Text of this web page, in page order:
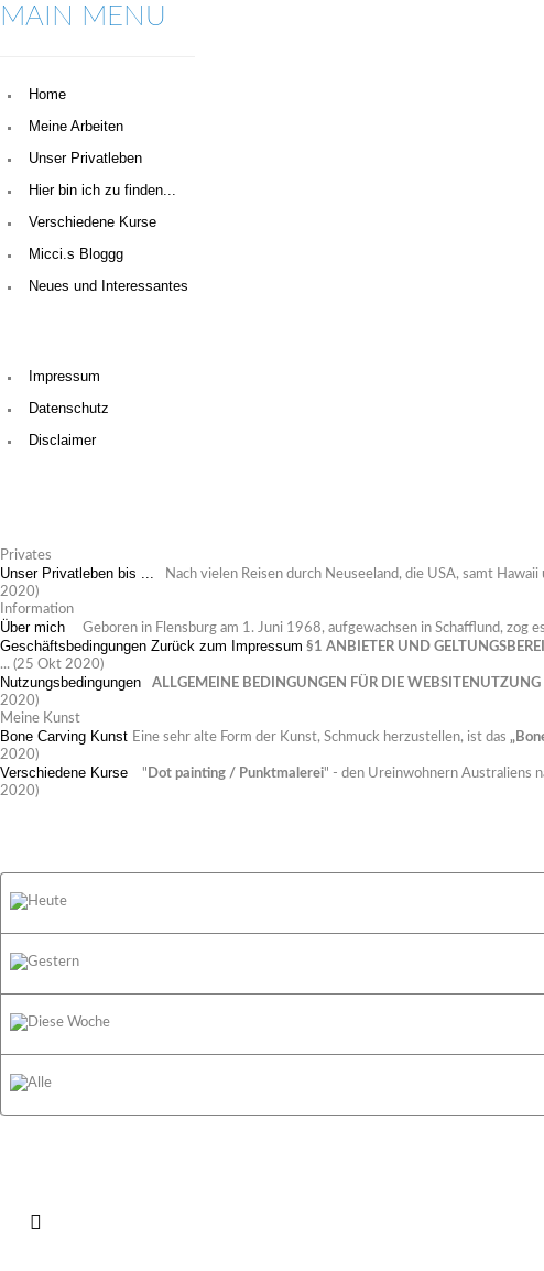
MAIN MENU
Home
Meine Arbeiten
Unser Privatleben
Hier bin ich zu finden...
Verschiedene Kurse
Micci.s Bloggg
Neues und Interessantes
Impressum
Datenschutz
Disclaimer
Privates
Unser Privatleben bis ... Nach vielen Reisen durch Neuseeland, die USA, samt
2020)
Information
Über mich Geboren in Flensburg am 1. Juni 1968, aufgewachsen in Schafflund, zog
Geschäftsbedingungen Zurück zum Impressum §1 ANBIETER UND
... (25 Okt 2020)
Nutzungsbedingungen ALLGEMEINE BEDINGUNGEN FÜR DIE WEBSITENUTZUNG
2020)
Meine Kunst
Bone Carving Kunst Eine sehr alte Form der Kunst, Schmuck herzustellen, ist das
2020)
Verschiedene Kurse " Dot painting / Punktmalerei" - den Ureinwohnern Australiens
2020)